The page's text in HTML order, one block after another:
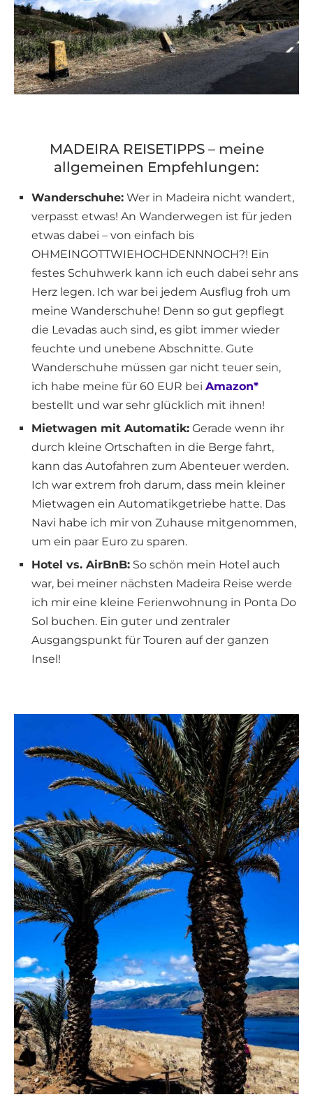
MADEIRA REISETIPPS – meine
allgemeinen Empfehlungen:
Wanderschuhe: Wer in Madeira nicht wandert,
verpasst etwas! An Wanderwegen ist für jeden
etwas dabei – von einfach bis
OHMEINGOTTWIEHOCHDENNNOCH?! Ein
festes Schuhwerk kann ich euch dabei sehr ans
Herz legen. Ich war bei jedem Ausflug froh um
meine Wanderschuhe! Denn so gut gepflegt
die Levadas auch sind, es gibt immer wieder
feuchte und unebene Abschnitte. Gute
Wanderschuhe müssen gar nicht teuer sein,
ich habe meine für 60 EUR bei Amazon*
bestellt und war sehr glücklich mit ihnen!
Mietwagen mit Automatik: Gerade wenn ihr
durch kleine Ortschaften in die Berge fahrt,
kann das Autofahren zum Abenteuer werden.
Ich war extrem froh darum, dass mein kleiner
Mietwagen ein Automatikgetriebe hatte. Das
Navi habe ich mir von Zuhause mitgenommen,
um ein paar Euro zu sparen.
Hotel vs. AirBnB: So schön mein Hotel auch
war, bei meiner nächsten Madeira Reise werde
ich mir eine kleine Ferienwohnung in Ponta Do
Sol buchen. Ein guter und zentraler
Ausgangspunkt für Touren auf der ganzen
Insel!